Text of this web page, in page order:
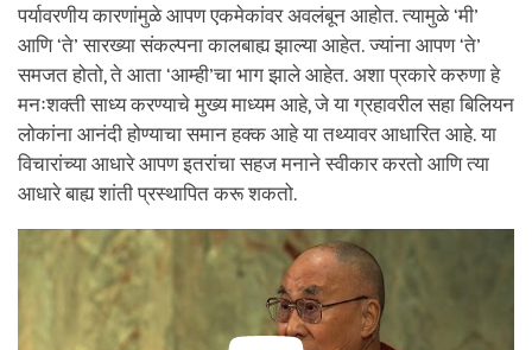
पर्यावरणीय कारणांमुळे आपण एकमेकांवर अवलंबून आहोत. त्यामुळे ‘मी’
आणि ‘ते’ सारख्या संकल्पना कालबाह्य झाल्या आहेत. ज्यांना आपण ‘ते’
समजत होतो, ते आता ‘आम्ही’चा भाग झाले आहेत. अशा प्रकारे करुणा हे
मनःशक्ती साध्य करण्याचे मुख्य माध्यम आहे, जे या ग्रहावरील सहा बिलियन
लोकांना आनंदी होण्याचा समान हक्क आहे या तथ्यावर आधारित आहे. या
विचारांच्या आधारे आपण इतरांचा सहज मनाने स्वीकार करतो आणि त्या
आधारे बाह्य शांती प्रस्थापित करू शकतो.